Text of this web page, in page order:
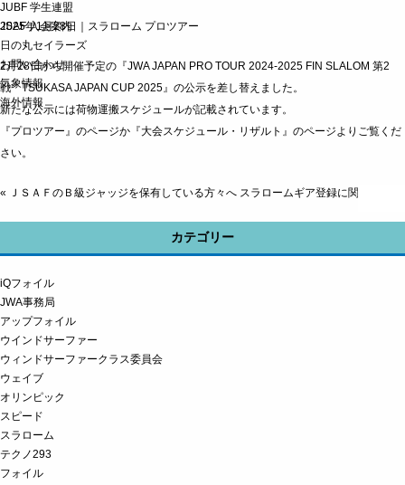
JUBF 学生連盟
JSAF 入会案内
日の丸セイラーズ
お問い合わせ
気象情報
海外情報
2025年1月28日｜ スラローム プロツアー
2月28日から開催予定の『JWA JAPAN PRO TOUR 2024-2025 FIN SLALOM 第2
戦 TSUKASA JAPAN CUP 2025』の公示を差し替えました。
新たな公示には荷物運搬スケジュールが記載されています。
『プロツアー』のページか 『大会スケジュール・リザルト』のページよりご覧くだ
さい。
« ＪＳＡＦのＢ級ジャッジを保有している方々へ スラロームギア登録に関して
カテゴリー
iQフォイル
JWA事務局
アップフォイル
ウインドサーファー
ウィンドサーファークラス委員会
ウェイブ
オリンピック
スピード
スラローム
テクノ293
フォイル